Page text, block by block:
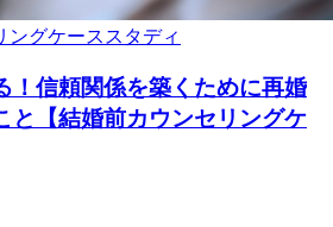
ングケーススタディ
！信頼関係を築くために再婚
と【結婚前カウンセリングケ